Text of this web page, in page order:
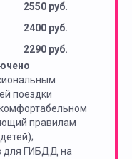
2550 руб.
2400 руб.
2290 руб.
поездки
правилам
для ГИБДД на